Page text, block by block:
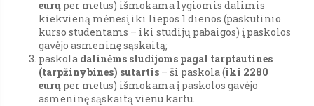
eurų per metus) išmokama lygiomis dalimis
kiekvieną mėnesį iki liepos 1 dienos (paskutinio
kurso studentams – iki studijų pabaigos) į paskolos
gavėjo asmeninę sąskaitą;
paskola dalinėms studijoms pagal tarptautines
(tarpžinybines) sutartis – ši paskola (iki 2280
eurų per metus) išmokama į paskolos gavėjo
asmeninę sąskaitą vienu kartu.